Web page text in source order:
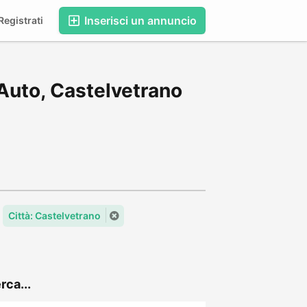
Inserisci un annuncio
Castelvetrano
Città: Castelvetrano